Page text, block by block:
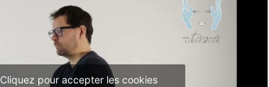
Cliquez pour accepter les cookies